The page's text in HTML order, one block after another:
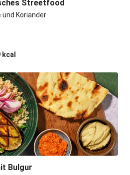
Streetfood
Koriander
kcal
Bulgur